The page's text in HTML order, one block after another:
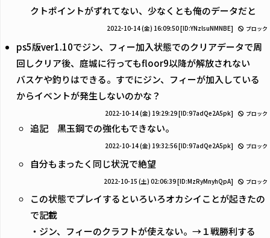
クトポイントがずれてない、少なくとも俺のデータだと
2022-10-14 (金) 16:09:50[ID:YNzlsuNMNBE] ブロック
ps5版ver1.10でジン、フィー加入状態でのクリアデータで周
回しクリア後、庭城に行ってもfloor9以降が解放されない
バスケや釣りはできる。すでにジン、フィーが加入している
からイベントが発生しないのかな？
2022-10-14 (金) 19:29:29[ID:97adQe2A5pk] ブロック
追記 黒玉鋼での強化もできない。
2022-10-14 (金) 19:32:56[ID:97adQe2A5pk] ブロック
自分もまったく同じ状況で絶望
2022-10-15 (土) 02:06:39[ID:MzRyMnyhQpA] ブロック
この状態でプレイするといろいろオカシイことが起きたの
で記載
・ジン、フィーのクラフトが使えない。→１戦勝利する